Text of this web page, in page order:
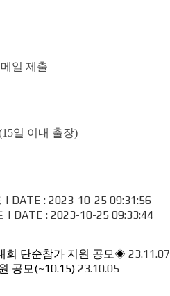
일 제출
일 이내 출장)
| DATE : 2023-10-25 09:31:56
| DATE : 2023-10-25 09:33:44
회 단순참가 지원 공모◈ 23.11.07
공모(~10.15) 23.10.05